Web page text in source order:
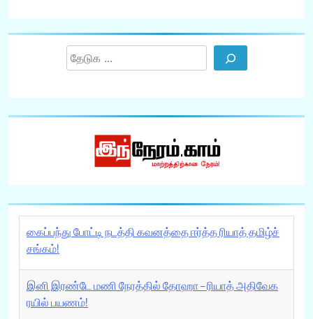
கைப்பந்து போட்டி நடத்தி கவனத்தை ஈர்த்த ரியாத் தமிழ்ச்
சங்கம்!
இனி இரண்டே மணி நேரத்தில் தோஹா – ரியாத் அதிவேக
ரயில் பயணம்!